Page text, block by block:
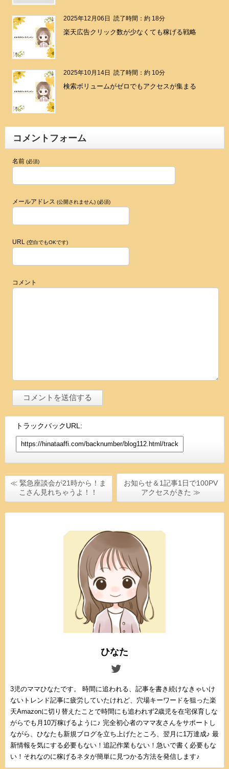
2025年12月06日 読了時間：約 18分
楽天広告クリック数が少なくても稼げる戦略
2025年10月14日 読了時間：約 10分
検索ボリュームがゼロでもアクセスが集まる
コメントフォーム
名前 (必須)
メールアドレス (公開されません) (必須)
URL (空白でもOKです)
コメント
トラックバックURL:
≪ 緊急座談会が21時から！ま
こさん見れちゃうよ！！
お知らせ＆1記事1日で100PV
アクセスがきた ≫
ひなた
3児のママひなたです。 時間に追われる、記事を書き続けなきゃいけ
ないトレンド記事に疲労していたけれど、穴場キーワードを狙った楽
天Amazonに切り替えたことで時間にも追われず2歳児を在宅保育しな
がらでも月10万稼げるように♪ 完全初心者のママ友さんをサポートし
ながら、ひなたも新規ブログを立ち上げたところ、翌月に1万達成♪ 最
新情報を気にする必要もない！追記作業もない！急いで書く必要もな
い！それなのに稼げるネタが簡単に見つかる方法を発信します♪